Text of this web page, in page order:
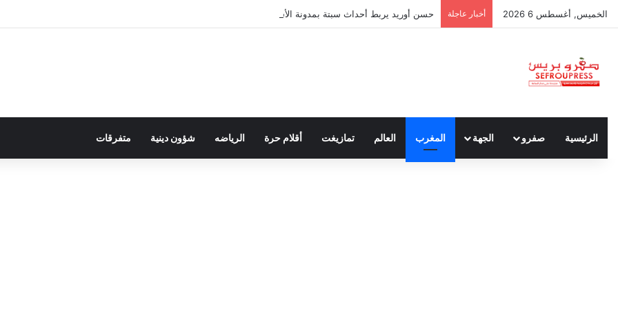
الخميس, أغسطس 6 2026 أخبار عاجلة حسن أوريد يربط أحداث سبتة بمدونة الأسرة في قراءة للتحولات الاجتماعية
الرئيسية صفرو الجهة المغرب العالم تمازيغت أقلام حرة الرياضه شؤون دينية متفرقات